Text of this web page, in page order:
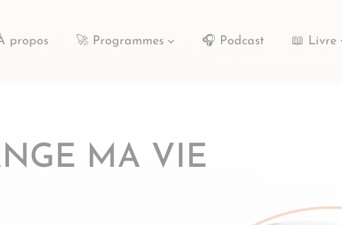
propos 🚀 Programmes 🎧 Podcast 📖 Livre
MA VIE